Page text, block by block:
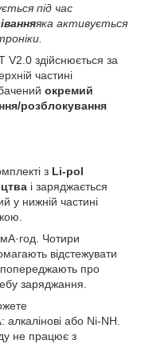
під час
яка активується
здійснюється за
частині
окремий
розблокування
з Li-pol
і заряджається
у нижній частині
Чотири
відстежувати
попереджають про
заряджання.
: алкалінові або Ni-NH.
не працює з